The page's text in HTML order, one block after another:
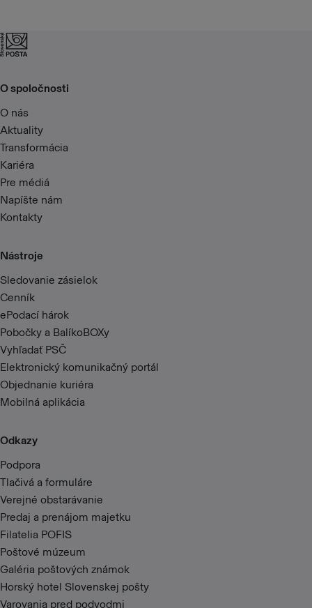
O spoločnosti
O nás
Aktuality
Transformácia
Kariéra
Pre médiá
Napíšte nám
Kontakty
Nástroje
Sledovanie zásielok
Cenník
ePodací hárok
Pobočky a BalíkoBOXy
Vyhľadať PSČ
Elektronický komunikačný portál
Objednanie kuriéra
Mobilná aplikácia
Odkazy
Podpora
Tlačivá a formuláre
Verejné obstarávanie
Predaj a prenájom majetku
Filatelia POFIS
Poštové múzeum
Galéria poštových známok
Horský hotel Slovenskej pošty
Varovania pred podvodmi